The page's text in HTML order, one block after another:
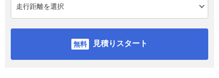
見積りスタート